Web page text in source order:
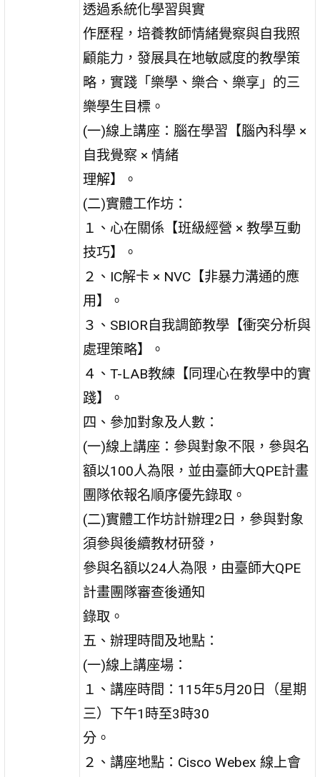
透過系統化學習與實
作歷程，培養教師情緒覺察與自我照
顧能力，發展具在地敏感度的教學策
略，實踐「樂學、樂合、樂享」的三
樂學生目標。
(一)線上講座：腦在學習【腦內科學 ×
自我覺察 × 情緒
理解】。
(二)實體工作坊：
１、心在關係【班級經營 × 教學互動
技巧】。
２、IC解卡 × NVC【非暴力溝通的應
用】。
３、SBIOR自我調節教學【衝突分析與
處理策略】。
４、T-LAB教練【同理心在教學中的實
踐】。
四、參加對象及人數：
(一)線上講座：參與對象不限，參與名
額以100人為限，並由臺師大QPE計畫
團隊依報名順序優先錄取。
(二)實體工作坊計辦理2日，參與對象
須參與後續教材研發，
參與名額以24人為限，由臺師大QPE
計畫團隊審查後通知
錄取。
五、辦理時間及地點：
(一)線上講座場：
１、講座時間：115年5月20日（星期
三）下午1時至3時30
分。
２、講座地點：Cisco Webex 線上會